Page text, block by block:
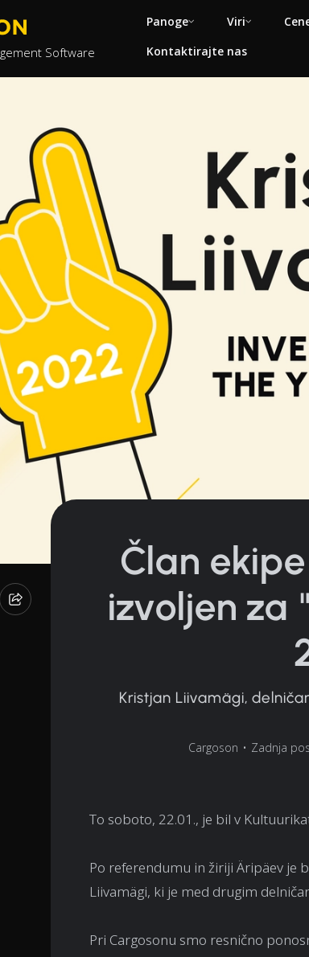
Software
Panoge Viri
Kontaktirajte nas
Član
izvoljen za
Kristjan Liivamägi,
Cargoson • Zadnja
To soboto, 22.01., je bil v
Po referendumu in žiriji Äripäev je
Liivamägi, ki je med drugim
Pri Cargosonu smo resnično